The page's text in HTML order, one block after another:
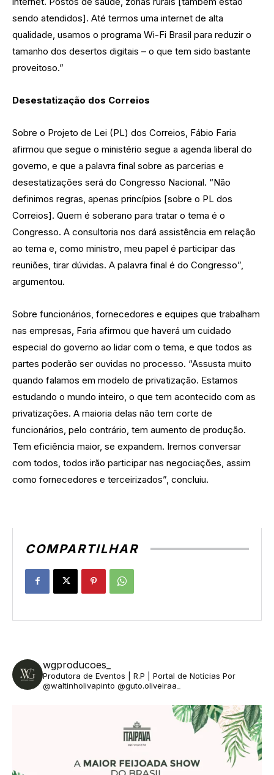
sendo atendidos]. Até termos uma internet de alta
qualidade, usamos o programa Wi-Fi Brasil para reduzir o
tamanho dos desertos digitais – o que tem sido bastante
proveitoso.”
Desestatização dos Correios
Sobre o Projeto de Lei (PL) dos Correios, Fábio Faria
afirmou que segue o ministério segue a agenda liberal do
governo, e que a palavra final sobre as parcerias e
desestatizações será do Congresso Nacional. “Não
definimos regras, apenas princípios [sobre o PL dos
Correios]. Quem é soberano para tratar o tema é o
Congresso. A consultoria nos dará assistência em relação
ao tema e, como ministro, meu papel é participar das
reuniões, tirar dúvidas. A palavra final é do Congresso”,
argumentou.
Sobre funcionários, fornecedores e equipes que trabalham
nas empresas, Faria afirmou que haverá um cuidado
especial do governo ao lidar com o tema, e que todos as
partes poderão ser ouvidas no processo. “Assusta muito
quando falamos em modelo de privatização. Estamos
estudando o mundo inteiro, o que tem acontecido com as
privatizações. A maioria delas não tem corte de
funcionários, pelo contrário, tem aumento de produção.
Tem eficiência maior, se expandem. Iremos conversar
com todos, todos irão participar nas negociações, assim
como fornecedores e terceirizados”, concluiu.
COMPARTILHAR
wgproducoes_
Produtora de Eventos | R.P | Portal de Notícias Por
@waltinholivapinto @guto.oliveiraa_